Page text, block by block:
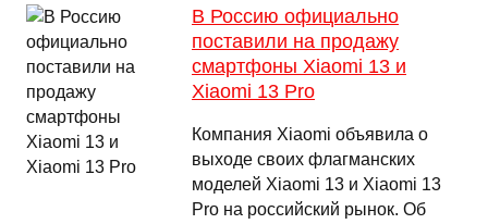
В Россию официально
поставили на продажу
смартфоны Xiaomi 13 и
Xiaomi 13 Pro
Компания Xiaomi объявила о
выходе своих флагманских
моделей Xiaomi 13 и Xiaomi 13
Pro на российский рынок. Об